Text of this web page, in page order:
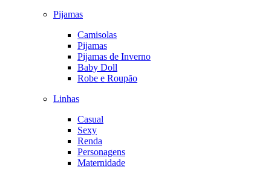
Pijamas
Camisolas
Pijamas
Pijamas de Inverno
Baby Doll
Robe e Roupão
Linhas
Casual
Sexy
Renda
Personagens
Maternidade